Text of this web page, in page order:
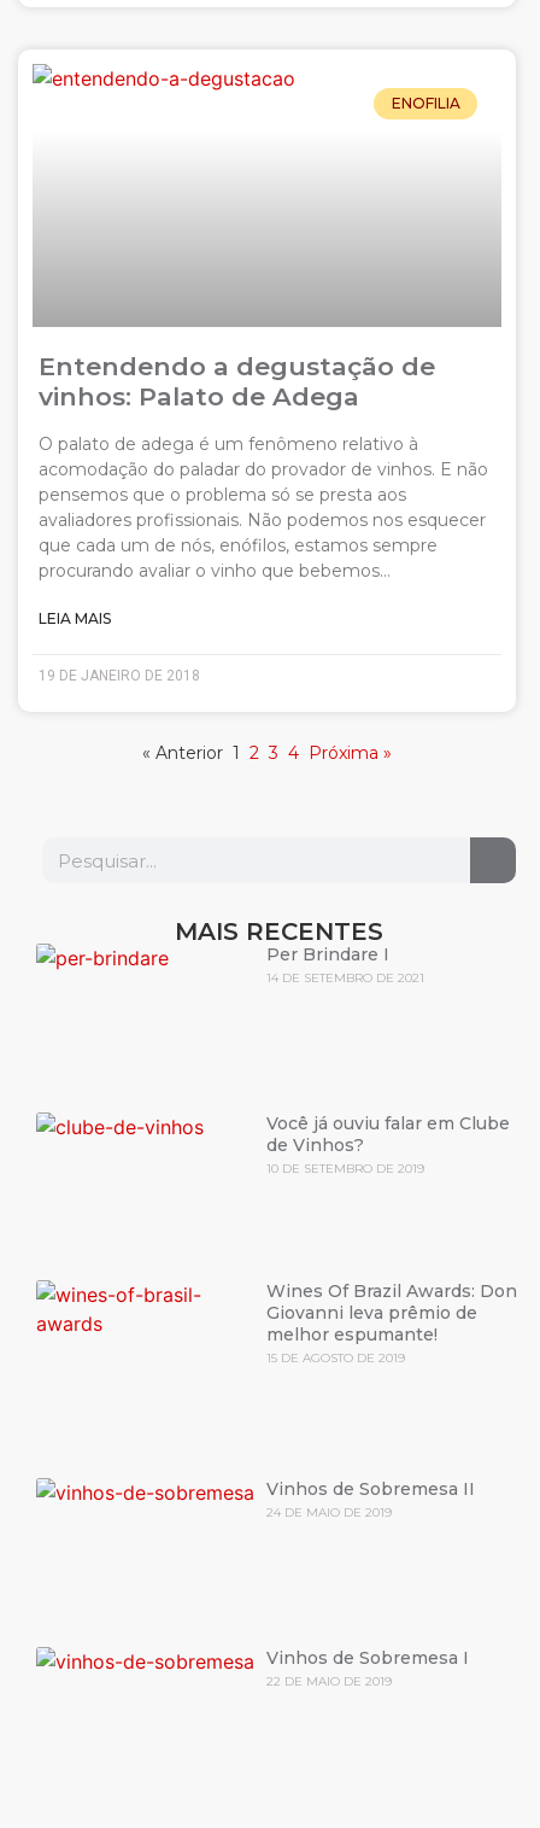
ENOFILIA
Entendendo a degustação de
vinhos: Palato de Adega
O palato de adega é um fenômeno relativo à
acomodação do paladar do provador de vinhos. E não
pensemos que o problema só se presta aos
avaliadores profissionais. Não podemos nos esquecer
que cada um de nós, enófilos, estamos sempre
procurando avaliar o vinho que bebemos…
LEIA MAIS
19 DE JANEIRO DE 2018
« Anterior 1 2 3 4 Próxima »
MAIS RECENTES
Per Brindare I
14 DE SETEMBRO DE 2021
Você já ouviu falar em Clube
de Vinhos?
10 DE SETEMBRO DE 2019
Wines Of Brazil Awards: Don
Giovanni leva prêmio de
melhor espumante!
15 DE AGOSTO DE 2019
Vinhos de Sobremesa II
24 DE MAIO DE 2019
Vinhos de Sobremesa I
22 DE MAIO DE 2019